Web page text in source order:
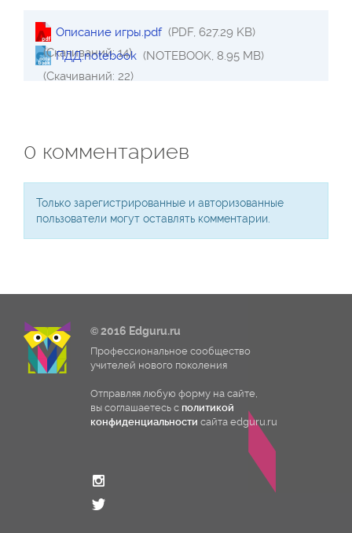
Описание игры.pdf (PDF, 627.29 KB)
(Скачиваний: 14)
ПДД.notebook (NOTEBOOK, 8.95 MB)
(Скачиваний: 22)
0 комментариев
Только зарегистрированные и авторизованные
пользователи могут оставлять комментарии.
© 2016 Edguru.ru
Профессиональное сообщество
учителей нового поколения
Отправляя любую форму на сайте,
вы соглашаетесь с политикой
конфиденциальности сайта edguru.ru